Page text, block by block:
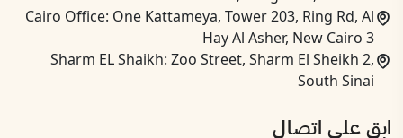
ابق على اتصال
Cairo Office: One Kattameya, Tower 203, Ring Rd, Al
Hay Al Asher, New Cairo 3
Sharm EL Shaikh: Zoo Street, Sharm El Sheikh 2,
South Sinai